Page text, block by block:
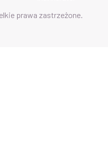
prawa zastrzeżone.